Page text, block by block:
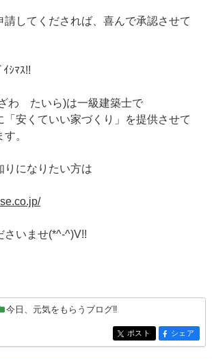
請してくだされば、喜んで承認させて
ｲｼﾏｽ!!
わ たいら)は一級建築士で
「安くていい家づくり」を提供させて
。
りになりたい方は
さいませ(*^-^)V!!
今日、元気をもらうブログ‼
entry7573
ポスト entry7573
シェア